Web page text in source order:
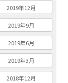
2019年12月
2019年9月
2019年6月
2019年3月
2018年12月